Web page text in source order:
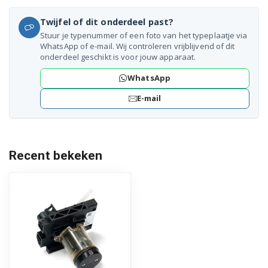
DeLonghi ECAM45.760.B 132215210
DeLonghi ECAM45.760.B 132215304
DeLonghi ECAM45.760.W 132215211
DeLonghi ECAM45.760.W 132215214
DeLonghi ECAM45.760.W 132215219
DeLonghi ECAM45.766.B 132215247
DeLonghi ECAM45.766.W 132215248
DeLonghi ECAM45760B 132215282
Twijfel of dit onderdeel past?
Stuur je typenummer of een foto van het typeplaatje via
WhatsApp of e-mail. Wij controleren vrijblijvend of dit
onderdeel geschikt is voor jouw apparaat.
WhatsApp
E-mail
Recent bekeken